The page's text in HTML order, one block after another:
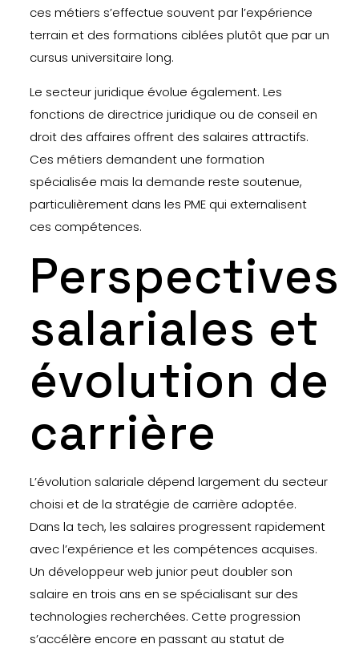
ces métiers s’effectue souvent par l’expérience
terrain et des formations ciblées plutôt que par un
cursus universitaire long.
Le secteur juridique évolue également. Les
fonctions de directrice juridique ou de conseil en
droit des affaires offrent des salaires attractifs.
Ces métiers demandent une formation
spécialisée mais la demande reste soutenue,
particulièrement dans les PME qui externalisent
ces compétences.
Perspectives
salariales et
évolution de
carrière
L’évolution salariale dépend largement du secteur
choisi et de la stratégie de carrière adoptée.
Dans la tech, les salaires progressent rapidement
avec l’expérience et les compétences acquises.
Un développeur web junior peut doubler son
salaire en trois ans en se spécialisant sur des
technologies recherchées. Cette progression
s’accélère encore en passant au statut de